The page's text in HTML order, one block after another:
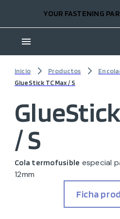
YOUR FASTENING
Inicio Productos
GlueStick TC Max / S
/ S
Cola termofusible especial
12mm
Ficha